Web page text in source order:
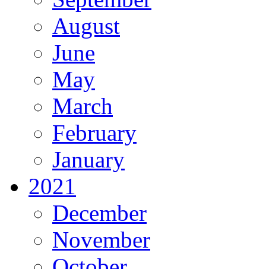
August
June
May
March
February
January
2021
December
November